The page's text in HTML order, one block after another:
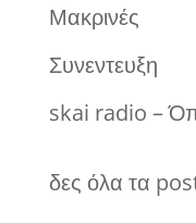
Μακρινές
Συνεντευξη
skai radio –
δες όλα τα